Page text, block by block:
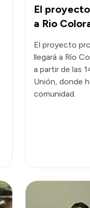
El proyecto
a Rio
El proyecto
llegará a Río
a partir de las
Unión, donde
comunidad.